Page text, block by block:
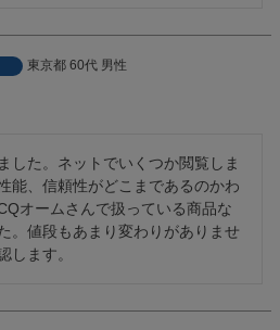
東京都 60代 男性
した。ネットでいくつか閲覧しま
能、信頼性がどこまであるのかわ
オームさんで扱っている商品な
。値段もあまり変わりがありませ